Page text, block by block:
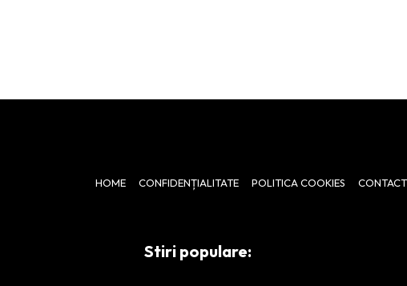
HOME CONFIDENȚIALITATE POLITICA COOKIES CONTACT
Stiri populare: